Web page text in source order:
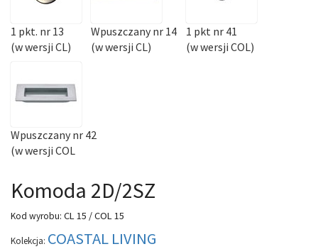
1 pkt. nr 13
(w wersji CL)
Wpuszczany nr 14
(w wersji CL)
1 pkt nr 41
(w wersji COL)
Wpuszczany nr 42
(w wersji COL
Komoda 2D/2SZ
Kod wyrobu: CL 15 / COL 15
Kolekcja: COASTAL LIVING